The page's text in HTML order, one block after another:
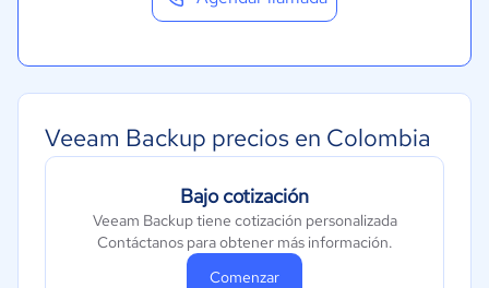
Veeam Backup precios en Colombia
Bajo cotización
Veeam Backup tiene cotización personalizada
Contáctanos para obtener más información.
Comenzar